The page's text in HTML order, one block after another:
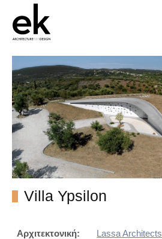
Villa Ypsilon
Αρχιτεκτονική: Lassa Architects